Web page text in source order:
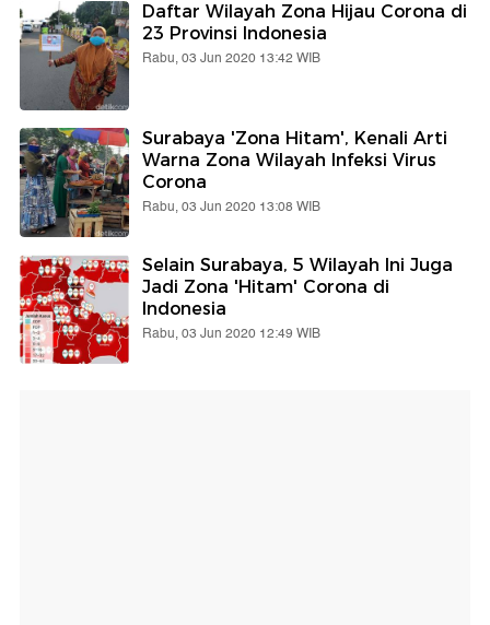
Daftar Wilayah Zona Hijau Corona di
23 Provinsi Indonesia
Rabu, 03 Jun 2020 13:42 WIB
Surabaya 'Zona Hitam', Kenali Arti
Warna Zona Wilayah Infeksi Virus
Corona
Rabu, 03 Jun 2020 13:08 WIB
Selain Surabaya, 5 Wilayah Ini Juga
Jadi Zona 'Hitam' Corona di
Indonesia
Rabu, 03 Jun 2020 12:49 WIB